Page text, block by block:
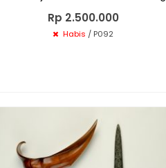
Rp 2.500.000
Habis / P092